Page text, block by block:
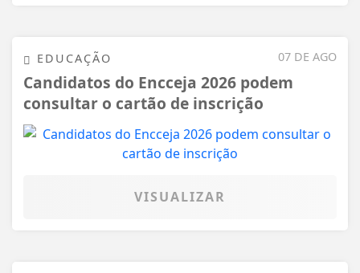
07 DE AGO
EDUCAÇÃO
Candidatos do Encceja 2026 podem
consultar o cartão de inscrição
VISUALIZAR